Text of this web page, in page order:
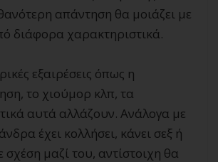
απάντηση θα μοιάζει με
διάφορα χαρακτηριστικά.
εξαιρέσεις όπως η
το χιούμορ κλπ, τα
αυτά αλλάζουν. Ανάλογα με
έχει κολλήσει, κάνει σεξ ή
σχέση μαζί του, αντίστοιχη θα